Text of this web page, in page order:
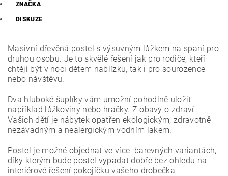
ZNAČKA
DISKUZE
Masivní dřevěná postel s výsuvným lůžkem na spaní pro
druhou osobu. Je to skvělé řešení jak pro rodiče, kteří
chtějí být v noci dětem nablízku, tak i pro sourozence
nebo návštěvu.
Dva hluboké šuplíky vám umožní pohodlně uložit
například lůžkoviny nebo hračky. Z obavy o zdraví
Vašich dětí je nábytek opatřen ekologickým, zdravotně
nezávadným a nealergickým vodním lakem.
Postel je možné objednat ve více barevných variantách,
díky kterým bude postel vypadat dobře bez ohledu na
interiérové ​​řešení pokojíčku vašeho drobečka.